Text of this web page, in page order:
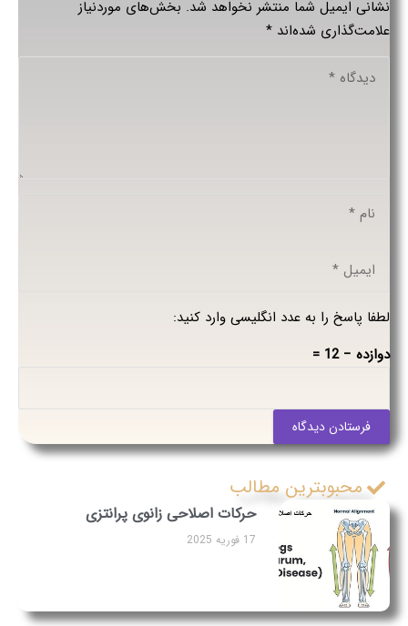
نشانی ایمیل شما منتشر نخواهد شد. بخش‌های موردنیاز
علامت‌گذاری شده‌اند *
لطفا پاسخ را به عدد انگلیسی وارد کنید:
دوازده − 12 =
فرستادن دیدگاه
محبوبترین مطالب
حرکات اصلاحی زانوی پرانتزی
17 فوریه 2025